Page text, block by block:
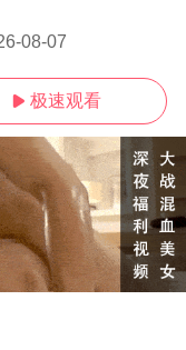
08-07
 极速观看